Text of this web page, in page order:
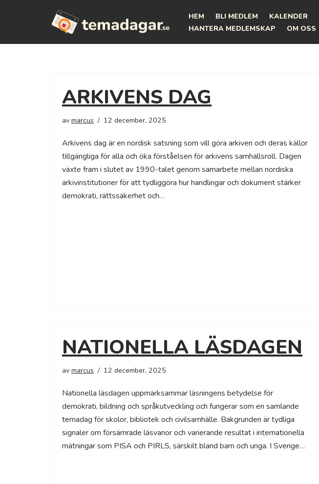
HEM BLI MEDLEM KALENDER
HANTERA MEDLEMSKAP
OM OSS
ARKIVENS DAG
av marcus 12 december, 2025
Arkivens dag är en nordisk satsning som vill göra arkiven och deras källor
tillgängliga för alla och öka förståelsen för arkivens samhällsroll. Dagen
växte fram i slutet av 1990-talet genom samarbete mellan nordiska
arkivinstitutioner för att tydliggöra hur handlingar och dokument stärker
demokrati, rättssäkerhet och…
NATIONELLA LÄSDAGEN
av marcus 12 december, 2025
Nationella läsdagen uppmärksammar läsningens betydelse för
demokrati, bildning och språkutveckling och fungerar som en samlande
temadag för skolor, bibliotek och civilsamhälle. Bakgrunden är tydliga
signaler om försämrade läsvanor och varierande resultat i internationella
mätningar som PISA och PIRLS, särskilt bland barn och unga. I Sverige…